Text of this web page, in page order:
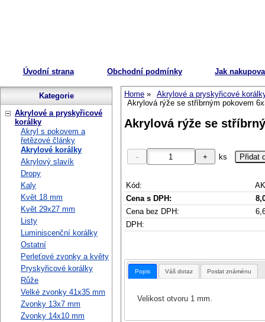
Úvodní strana Obchodní podmínky Jak
Home
Akrylové a pryskyřicové
Akrylová rýže se stříbrným pokovem
Akrylová rýže se
ks
Kód:
Cena s DPH:
Cena bez DPH:
DPH:
Popis Váš dotaz Poslat známénu
Velikost otvoru 1 mm.
Kategorie
Akrylové a pryskyřicové
korálky
Akryl s pokovem a
řetězové články
Akrylové korálky
Akrylový slavík
Dropy
Kaly
Květ 18 mm
Květ 29x27 mm
Listy
Luminiscenční korálky
Ostatní
Perleťové zvonky a květy
Pryskyřicové korálky
Růže
Velké zvonky 41x35 mm
Zvonky 13x7 mm
Zvonky 14x10 mm